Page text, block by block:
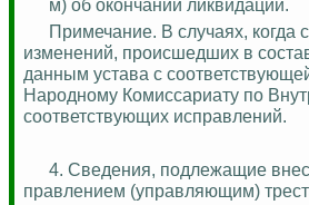
Примечание. В случаях, когда
изменений, происшедших в
данным устава с
Народному Комиссариату по
соответствующих исправлений.
4. Сведения, подлежащие
правлением (управляющим)